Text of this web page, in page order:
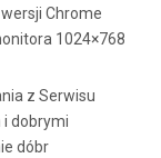
Chrome
1024×768
z Serwisu
dobrymi
dóbr